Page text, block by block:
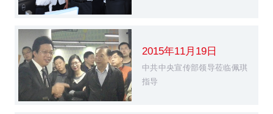
2015年11月19日
中共中央宣传部领导莅临佩琪
指导